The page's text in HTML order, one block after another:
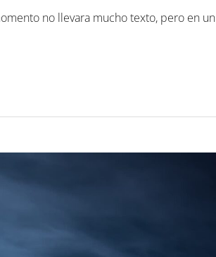
no llevara mucho texto, pero en un